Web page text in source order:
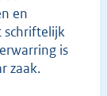
en
schriftelijk
is
zaak.